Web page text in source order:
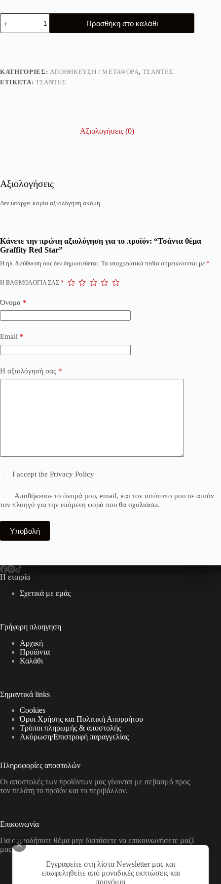
Εγγραφείτε στη λίστα Newsletter μας και
επωφεληθείτε από μοναδικές εκπτώσεις και
προνόμια
€23.00.
Τσάντα
θέμα
Graffity
Προσθήκη στο καλάθι
ΚΑΤΗΓΟΡΊΕΣ: ΑΠΟΘΉΚΕΥΣΗ / ΜΕΤΑΦΟΡΆ, ΤΣΆΝΤΕΣ
ΕΤΙΚΈΤΑ: ΤΣΑΝΤΕΣ
Αξιολογήσεις (0)
Αξιολογήσεις
Δεν υπάρχει καμία αξιολόγηση ακόμη.
Κάνετε την πρώτη αξιολόγηση για το προϊόν: “Τσάντα θέμα
Graffity Red Star”
Η ηλ. διεύθυνση σας δεν δημοσιεύεται. Τα υποχρεωτικά πεδία σημειώνονται με *
Η ΒΑΘΜΟΛΟΓΊΑ ΣΑΣ *
Όνομα *
Email *
Η αξιολόγησή σας *
I accept thePrivacy Policy
Αποθήκευσε το όνομά μου, email, και τον ιστότοπο μου σε αυτόν
τον πλοηγό για την επόμενη φορά που θα σχολιάσω.
Υποβολή
Η εταιρία
Σχετικά με εμάς
Γρήγορη πλοηγηση
Αρχική
Προϊόντα
Καλάθι
Σημαντικά links
Cookies
Όροι Χρήσης και Πολιτική Απορρήτου
Τρόποι πληρωμής & αποστολής
Aκύρωση/Επιστροφή παραγγελίας
Πληροφορίες αποστολών
Οι αποστολές των προϊόντων μας γίνονται με σεβασμό προς
τον πελάτη το προϊόν και το περιβάλλον.
Επικοινωνία
Για οποιοδήποτε θέμα μην διστάσετε να επικοινωνήσετε μαζί
μας με τους παρακάτω τρόπους
Διεύθυνση:
Νικολάου Χάσου 19, ΤΚ 53100, Φλώρινα,